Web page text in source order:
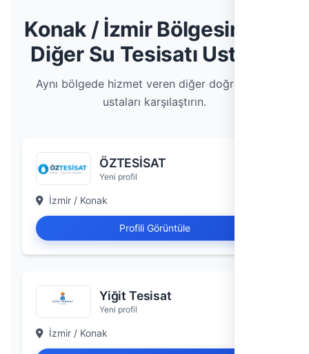
Konak / İzmir Bölgesindeki
Diğer Su Tesisatı Ustaları
Aynı bölgede hizmet veren diğer doğrulanmış
ustaları karşılaştırın.
ÖZTESİSAT
Yeni profil
İzmir / Konak
Profili Görüntüle
Yiğit Tesisat
Yeni profil
İzmir / Konak